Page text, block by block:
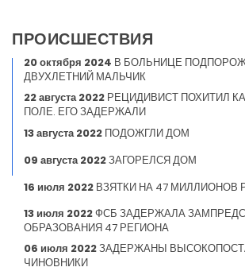
ПРОИСШЕСТВИЯ
20 октября 2024 В БОЛЬНИЦЕ
ДВУХЛЕТНИЙ МАЛЬЧИК
22 августа 2022 РЕЦИДИВИСТ ПОХИТИЛ
ПОЛЕ. ЕГО ЗАДЕРЖАЛИ
13 августа 2022 ПОДОЖГЛИ ДОМ
09 августа 2022ЗАГОРЕЛСЯ ДОМ
16 июля 2022 ВЗЯТКИ НА 47 МИЛЛИОНОВ
13 июля 2022ФСБ ЗАДЕРЖАЛА
ОБРАЗОВАНИЯ 47 РЕГИОНА
06 июля 2022ЗАДЕРЖАНЫ
ЧИНОВНИКИ